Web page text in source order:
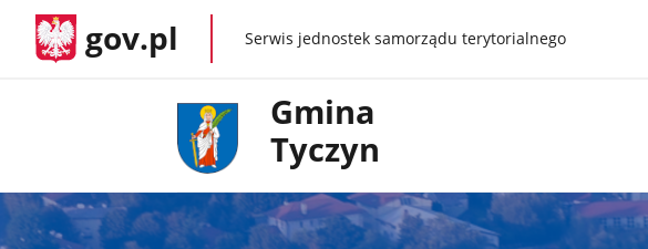
gov.pl gov.plSerwis jednostek samorządu terytorialnego
Gmina
Tyczyn